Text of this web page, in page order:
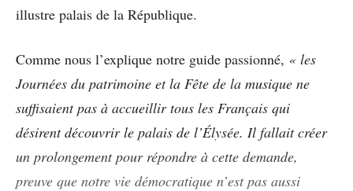
illustre palais de la République.
Comme nous l’explique notre guide passionné, « les
Journées du patrimoine et la Fête de la musique ne
suffisaient pas à accueillir tous les Français qui
désirent découvrir le palais de l’Élysée. Il fallait créer
un prolongement pour répondre à cette demande,
preuve que notre vie démocratique n’est pas aussi